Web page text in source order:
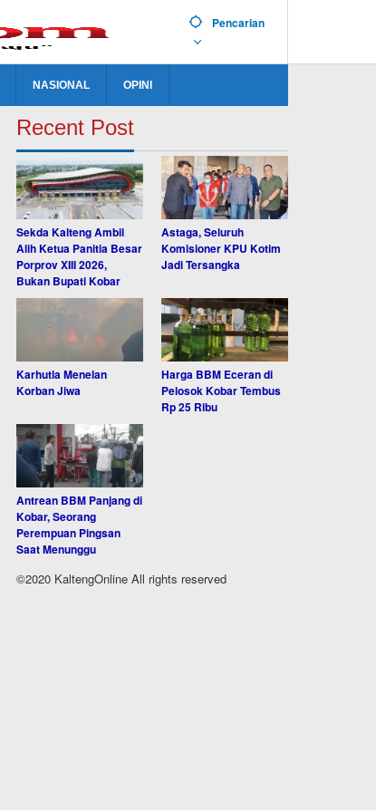
Pencarian
NASIONAL OPINI
Recent Post
Sekda Kalteng Ambil
Alih Ketua Panitia Besar
Porprov XIII 2026,
Bukan Bupati Kobar
Astaga, Seluruh
Komisioner KPU Kotim
Jadi Tersangka
Karhutla Menelan
Korban Jiwa
Harga BBM Eceran di
Pelosok Kobar Tembus
Rp 25 Ribu
Antrean BBM Panjang di
Kobar, Seorang
Perempuan Pingsan
Saat Menunggu
©2020 KaltengOnline All rights reserved